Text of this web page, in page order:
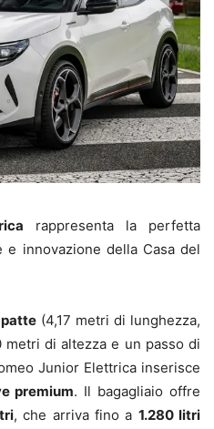
rappresenta la perfetta
e innovazione della Casa del
(4,17 metri di lunghezza,
metri di altezza e un passo di
Junior Elettrica inserisce
premium. Il bagagliaio offre
, che arriva fino a 1.280 litri